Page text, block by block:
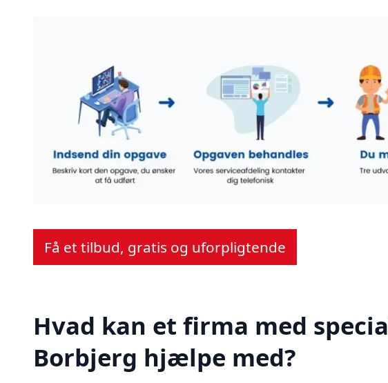
Få et tilbud, gratis og uforpligtende
Hvad kan et firma med
Borbjerg hjælpe med?